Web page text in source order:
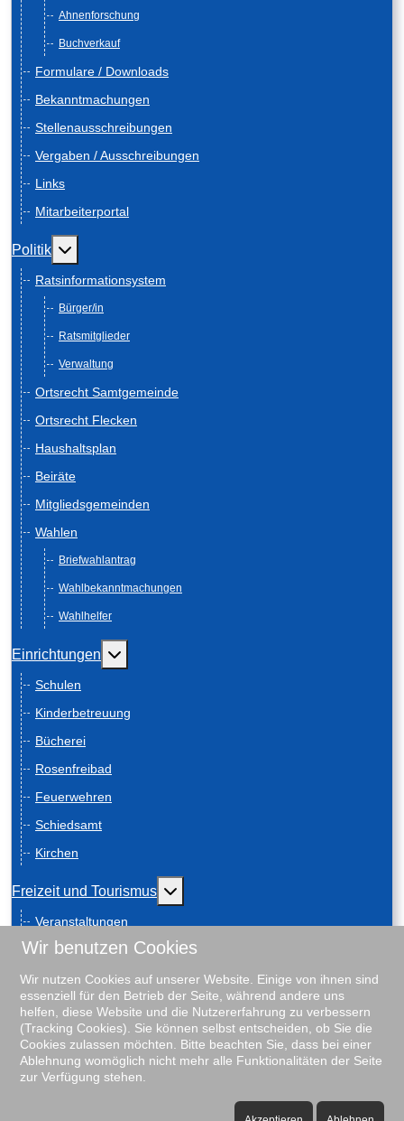
Ahnenforschung
Buchverkauf
Formulare / Downloads
Bekanntmachungen
Stellenausschreibungen
Vergaben / Ausschreibungen
Links
Mitarbeiterportal
Politik Weitere Informationen: Politik
Ratsinformationsystem
Bürger/in
Ratsmitglieder
Verwaltung
Ortsrecht Samtgemeinde
Ortsrecht Flecken
Haushaltsplan
Beiräte
Mitgliedsgemeinden
Wahlen
Briefwahlantrag
Wahlbekanntmachungen
Wahlhelfer
Einrichtungen Weitere Informationen: Einrichtungen
Schulen
Kinderbetreuung
Bücherei
Rosenfreibad
Feuerwehren
Schiedsamt
Kirchen
Freizeit und Tourismus Weitere Informationen: Freizeit und
Veranstaltungen
Anreise
Geschichte
Schiebenscheeten
Gästeführungen
Unterkunftsverzeichnis
Wir benutzen Cookies
Wir nutzen Cookies auf unserer Website. Einige von ihnen sind
essenziell für den Betrieb der Seite, während andere uns
helfen, diese Website und die Nutzererfahrung zu verbessern
(Tracking Cookies). Sie können selbst entscheiden, ob Sie die
Cookies zulassen möchten. Bitte beachten Sie, dass bei einer
Ablehnung womöglich nicht mehr alle Funktionalitäten der Seite
zur Verfügung stehen.